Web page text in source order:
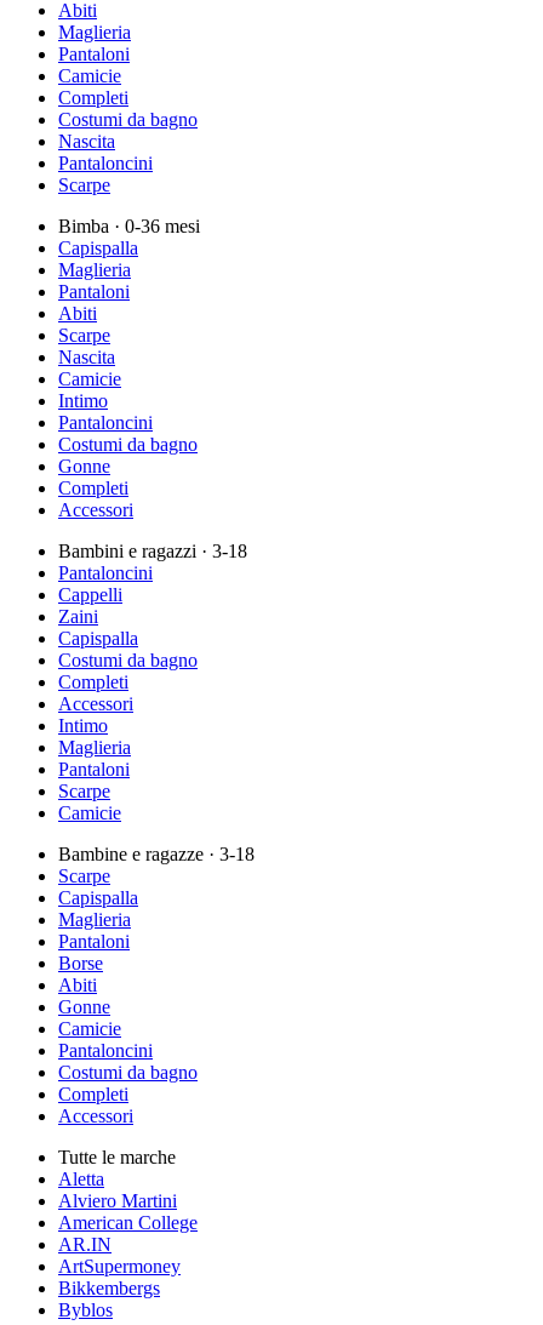
Abiti
Maglieria
Pantaloni
Camicie
Completi
Costumi da bagno
Nascita
Pantaloncini
Scarpe
Bimba · 0-36 mesi
Capispalla
Maglieria
Pantaloni
Abiti
Scarpe
Nascita
Camicie
Intimo
Pantaloncini
Costumi da bagno
Gonne
Completi
Accessori
Bambini e ragazzi · 3-18
Pantaloncini
Cappelli
Zaini
Capispalla
Costumi da bagno
Completi
Accessori
Intimo
Maglieria
Pantaloni
Scarpe
Camicie
Bambine e ragazze · 3-18
Scarpe
Capispalla
Maglieria
Pantaloni
Borse
Abiti
Gonne
Camicie
Pantaloncini
Costumi da bagno
Completi
Accessori
Tutte le marche
Aletta
Alviero Martini
American College
AR.IN
ArtSupermoney
Bikkembergs
Byblos